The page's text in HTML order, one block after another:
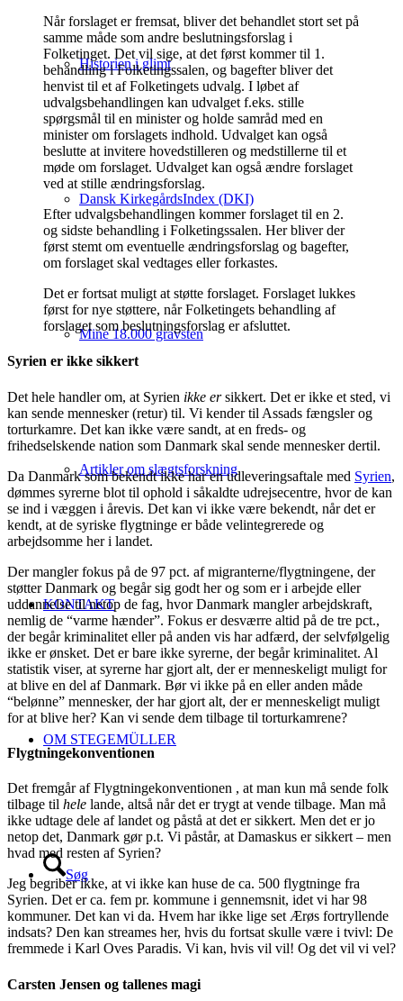
Historien i glimt
Dansk KirkegårdsIndex (DKI)
Mine 18.000 gravsten
Artikler om slægtsforskning
KONTAKT
OM STEGEMÜLLER
Søg
Når forslaget er fremsat, bliver det behandlet stort set på
samme måde som andre beslutningsforslag i
Folketinget. Det vil sige, at det først kommer til 1.
behandling i Folketingssalen, og bagefter bliver det
henvist til et af Folketingets udvalg. I løbet af
udvalgsbehandlingen kan udvalget f.eks. stille
spørgsmål til en minister og holde samråd med en
minister om forslagets indhold. Udvalget kan også
beslutte at invitere hovedstilleren og medstillerne til et
møde om forslaget. Udvalget kan også ændre forslaget
ved at stille ændringsforslag.
Efter udvalgsbehandlingen kommer forslaget til en 2.
og sidste behandling i Folketingssalen. Her bliver der
først stemt om eventuelle ændringsforslag og bagefter,
om forslaget skal vedtages eller forkastes.
Det er fortsat muligt at støtte forslaget. Forslaget lukkes
først for nye støttere, når Folketingets behandling af
forslaget som beslutningsforslag er afsluttet.
Syrien er ikke sikkert
Det hele handler om, at Syrien ikke ersikkert. Det er ikke et sted, vi
kan sende mennesker (retur) til. Vi kender til Assads fængsler og
torturkamre. Det kan ikke være sandt, at en freds- og
frihedselskende nation som Danmark skal sende mennesker dertil.
Da Danmark som bekendt ikke har en udleveringsaftale med Syrien,
dømmes syrerne blot til ophold i såkaldte udrejsecentre, hvor de kan
se ind i væggen i årevis. Det kan vi ikke være bekendt, når det er
kendt, at de syriske flygtninge er både velintegrerede og
arbejdsomme her i landet.
Der mangler fokus på de 97 pct. af migranterne/flygtningene, der
støtter Danmark og begår sig godt her og som er i arbejde eller
uddannelse til netop de fag, hvor Danmark mangler arbejdskraft,
nemlig de “varme hænder”. Fokus er desværre altid på de tre pct.,
der begår kriminalitet eller på anden vis har adfærd, der selvfølgelig
ikke er ønsket. Det er bare ikke syrerne, der begår kriminalitet. Al
statistik viser, at syrerne har gjort alt, der er menneskeligt muligt for
at blive en del af Danmark. Bør vi ikke på en eller anden måde
“belønne” mennesker, der har gjort alt, der er menneskeligt muligt
for at blive her? Kan vi sende dem tilbage til torturkamrene?
Flygtningekonventionen
Det fremgår afFlygtningekonventionen , at man kun må sende folk
tilbage til hele lande, altså når det er trygt at vende tilbage. Man må
ikke udtage dele af landet og påstå at det er sikkert. Men det er jo
netop det, Danmark gør p.t. Vi påstår, at Damaskus er sikkert – men
hvad med resten af Syrien?
Jeg begriber ikke, at vi ikke kan huse de ca. 500 flygtninge fra
Syrien. Det er ca. fem pr. kommune i gennemsnit, idet vi har 98
kommuner. Det kan vi da. Hvem har ikke lige set Ærøs fortryllende
indsats? Den kan streames her, hvis du fortsat skulle være i tvivl: De
fremmede i Karl Oves Paradis. Vi kan, hvis vil vil! Og det vil vi vel?
Carsten Jensen og tallenes magi